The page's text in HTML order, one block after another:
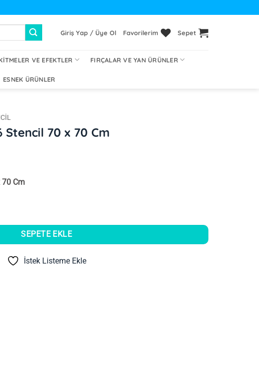
Giriş Yap / Üye Ol Favorilerim Sepet
VE EFEKTLER FIRÇALAR VE YAN ÜRÜNLER
ESNEK ÜRÜNLER
Stencil 70 x 70 Cm
70 Cm
SEPETE EKLE
İstek Listeme Ekle